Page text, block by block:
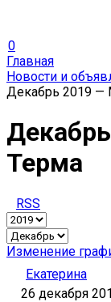
0
Главная
Новости и
Декабрь 2019 —
Терма
RSS
Изменение
Екатерина
26 декабря